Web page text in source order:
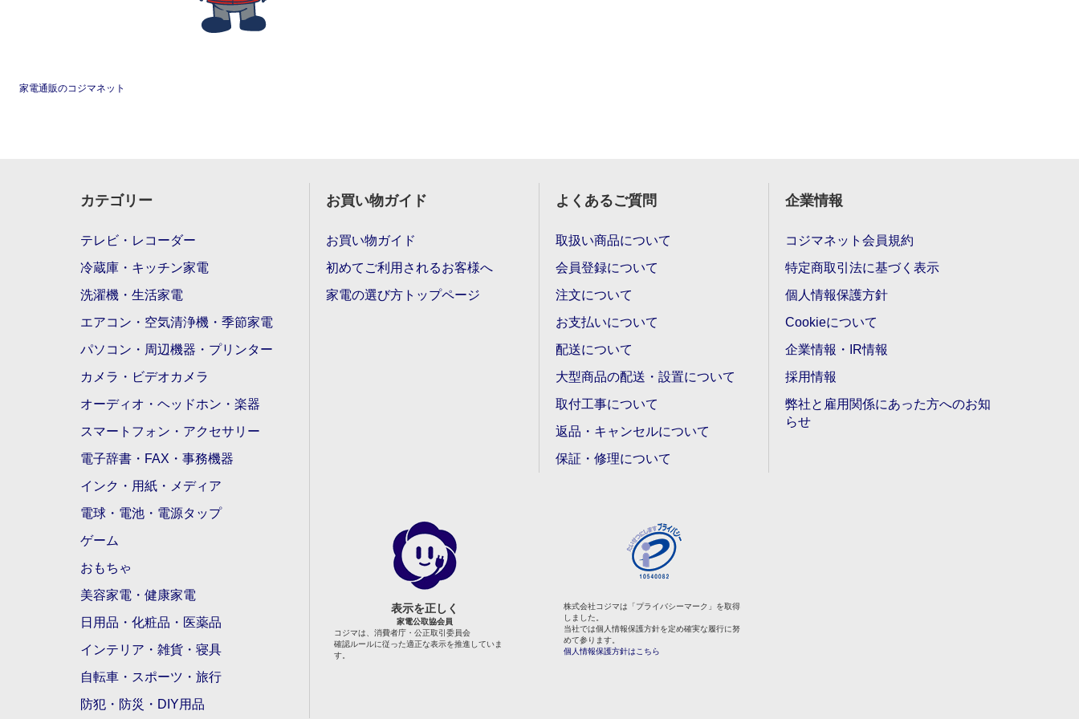
家電通販のコジマネット
カテゴリー
テレビ・レコーダー
冷蔵庫・キッチン家電
洗濯機・生活家電
エアコン・空気清浄機・季節家電
パソコン・周辺機器・プリンター
カメラ・ビデオカメラ
オーディオ・ヘッドホン・楽器
スマートフォン・アクセサリー
電子辞書・FAX・事務機器
インク・用紙・メディア
電球・電池・電源タップ
ゲーム
おもちゃ
美容家電・健康家電
日用品・化粧品・医薬品
インテリア・雑貨・寝具
自転車・スポーツ・旅行
防犯・防災・DIY用品
お買い物ガイド
お買い物ガイド
初めてご利用されるお客様へ
家電の選び方トップページ
よくあるご質問
取扱い商品について
会員登録について
注文について
お支払いについて
配送について
大型商品の配送・設置について
取付工事について
返品・キャンセルについて
保証・修理について
企業情報
コジマネット会員規約
特定商取引法に基づく表示
個人情報保護方針
Cookieについて
企業情報・IR情報
採用情報
弊社と雇用関係にあった方へのお知
らせ
表示を正しく
家電公取協会員
コジマは、消費者庁・公正取引委員会
確認ルールに従った適正な表示を推進していま
す。
株式会社コジマは「プライバシーマーク」を取得
しました。
当社では個人情報保護方針を定め確実な履行に努
めて参ります。
個人情報保護方針はこちら